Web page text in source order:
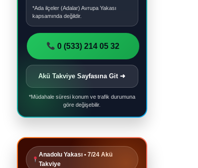
*Ada ilçeler (Adalar) Avrupa Yakası
kapsamında değildir.
0 (533) 214 05 32
Akü Takviye Sayfasına Git ➜
*Müdahale süresi konum ve trafik durumuna
göre değişebilir.
Anadolu Yakası • 7/24 Akü
Takviye